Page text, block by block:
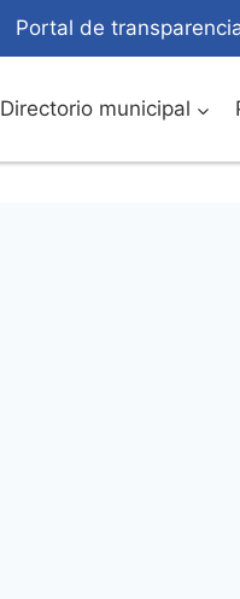
Portal de
Directorio municipal